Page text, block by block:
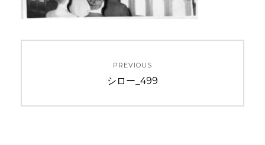
ナ
PREVIOUS
Previous
シロー_499